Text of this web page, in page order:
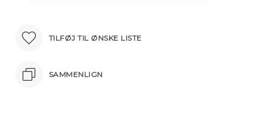
TILFØJ TIL ØNSKE LISTE
SAMMENLIGN